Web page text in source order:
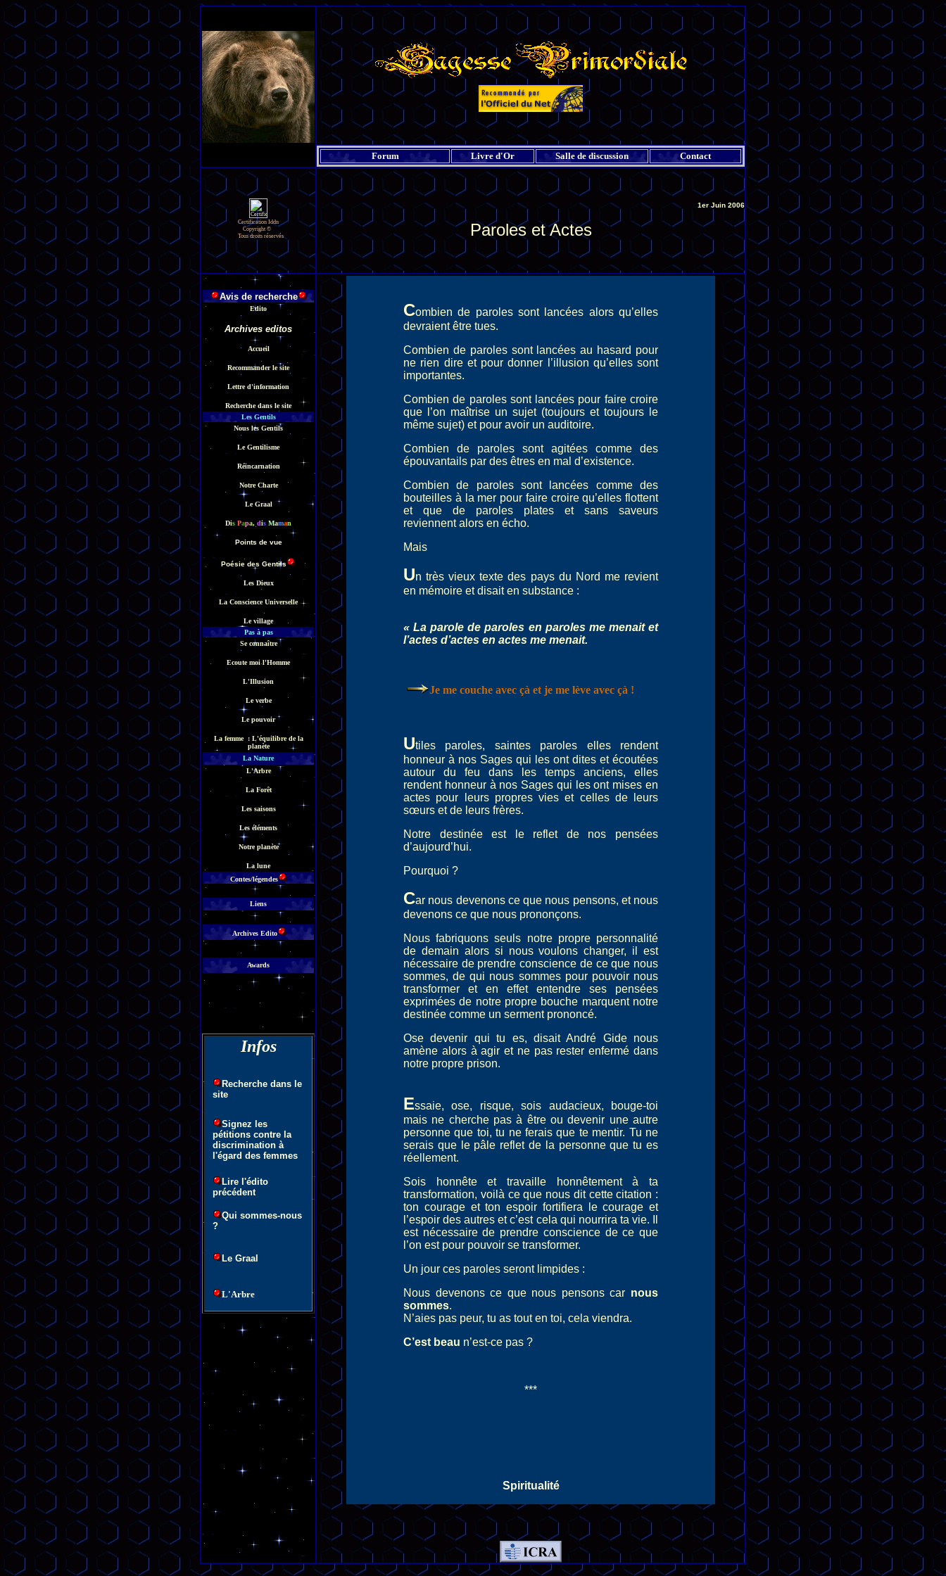
Forum Livre d'Or Salle de discussion Contact
Certification Iddn
Copyright ©
Tous droits réservés
1er Juin 2006
Paroles et Actes
Avis de recherche
Edito
Archives editos
Accueil
Recommander le site
Lettre d'information
Recherche dans le site
Les Gentils
Nous les Gentils
Le Gentilisme
Réincarnation
Notre Charte
Le Graal
Dis Papa, dis Maman
Points de vue
Poésie des Gentils
Les Dieux
La Conscience Universelle
Le village
Pas à pas
Se connaître
Ecoute moi l'Homme
L'Illusion
Le verbe
Le pouvoir
La femme : L'équilibre de la
planète
La Nature
L'Arbre
La Forêt
Les saisons
Les éléments
Notre planète
La lune
Contes/légendes
Liens
Archives Edito
Awards
Infos
Recherche dans le
site
Signez les
pétitions contre la
discrimination à
l'égard des femmes
Lire l'édito
précédent
Qui sommes-nous
?
Le Graal
L'Arbre
Combien de parolessont lancées alors qu’elles
devraient être tues.
Combien de parolessont lancées au hasard pour
ne rien dire et pour donner l’illusion qu’elles sont
importantes.
Combien de parolessont lancées pour faire croire
que l’on maîtrise un sujet (toujours et toujours le
même sujet) et pour avoir un auditoire.
Combien de paroles sont agitées comme des
épouvantails par des êtres en mal d’existence.
Combien de parolessont lancées comme des
bouteilles à la mer pour faire croire qu’elles flottent
et que de paroles plates et sans saveurs
reviennent alors en écho.
Mais
Un très vieux texte des pays du Nord me revient
en mémoire et disait en substance :
« La parole de paroles en paroles me menait et
l’actes d’actes en actes me menait.
Je me couche avec çà et je me lève avec çà !
Utiles paroles, saintes paroles elles rendent
honneur à nos Sages qui les ont dites et écoutées
autour du feu dans les temps anciens, elles
rendent honneur à nos Sages qui les ont mises en
actes pour leurs propres vies et celles de leurs
sœurs et de leurs frères.
Notre destinée est le reflet de nos pensées
d’aujourd’hui.
Pourquoi ?
Car nous devenons ce que nous pensons, et nous
devenons ce que nous prononçons.
Nous fabriquons seuls notre propre personnalité
de demain alors si nous voulons changer, il est
nécessaire de prendre conscience de ce que nous
sommes, de qui nous sommes pour pouvoir nous
transformer et en effet entendre ses pensées
exprimées de notre propre bouche marquent notre
destinée comme un serment prononcé.
Ose devenir qui tu es, disait André Gide nous
amène alors à agir et ne pas rester enfermé dans
notre propre prison.
Essaie, ose, risque, sois audacieux, bouge-toi
mais ne cherche pas à être ou devenir une autre
personne que toi, tu ne ferais que te mentir. Tu ne
serais que le pâle reflet de la personne que tu es
réellement.
Sois honnête et travaille honnêtement à ta
transformation, voilà ce que nous dit cette citation :
ton courage et ton espoir fortifiera le courage et
l’espoir des autres et c’est cela qui nourrira ta vie. Il
est nécessaire de prendre conscience de ce que
l’on est pour pouvoir se transformer.
Un jour ces paroles seront limpides :
Nous devenons ce que nous pensons car nous
sommes.
N’aies pas peur, tu as tout en toi, cela viendra.
C’est beau n’est-ce pas ?
***
Spiritualité